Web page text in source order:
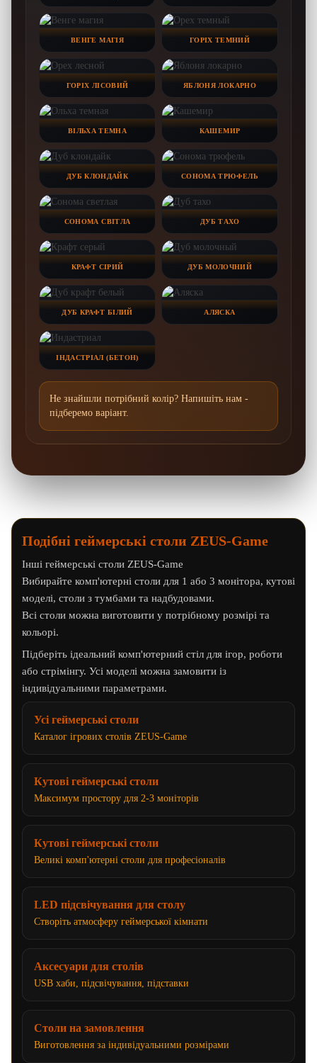
ВЕНГЕ МАГІЯ ГОРІХ ТЕМНИЙ
ГОРІХ ЛІСОВИЙ ЯБЛОНЯ ЛОКАРНО
ВІЛЬХА ТЕМНА КАШЕМИР
ДУБ КЛОНДАЙК СОНОМА ТРЮФЕЛЬ
СОНОМА СВІТЛА ДУБ ТАХО
КРАФТ СІРИЙ ДУБ МОЛОЧНИЙ
ДУБ КРАФТ БІЛИЙ АЛЯСКА
ІНДАСТРІАЛ (БЕТОН)
Не знайшли потрібний колір? Напишіть нам -
підберемо варіант.
Подібні геймерські столи ZEUS-Game
Інші геймерські столи ZEUS-Game
Вибирайте комп'ютерні столи для 1 або 3 монітора, кутові
моделі, столи з тумбами та надбудовами.
Всі столи можна виготовити у потрібному розмірі та
кольорі.
Підберіть ідеальний комп'ютерний стіл для ігор, роботи
або стрімінгу. Усі моделі можна замовити із
індивідуальними параметрами.
Усі геймерські столи
Каталог ігрових столів ZEUS-Game
Кутові геймерські столи
Максимум простору для 2-3 моніторів
Кутові геймерські столи
Великі комп'ютерні столи для професіоналів
LED підсвічування для столу
Створіть атмосферу геймерської кімнати
Аксесуари для столів
USB хаби, підсвічування, підставки
Столи на замовлення
Виготовлення за індивідуальними розмірами